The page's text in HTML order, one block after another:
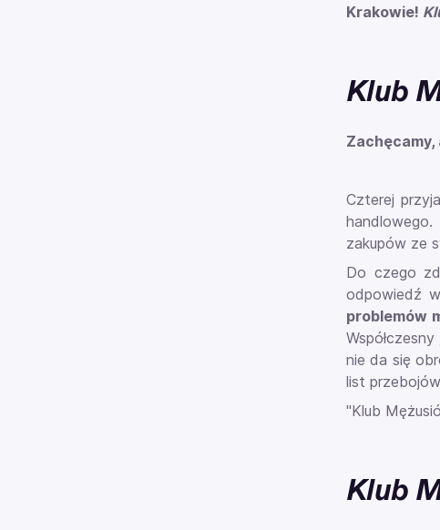
Krakowie!
Klub
Czterej
zakupów ze
Do czego
odpowiedź
problemów
nie da się
list
"Klub
Klub